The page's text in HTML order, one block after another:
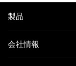
製品
会社情報